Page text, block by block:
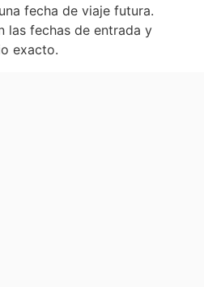
fecha de viaje futura.
las fechas de entrada y
exacto.